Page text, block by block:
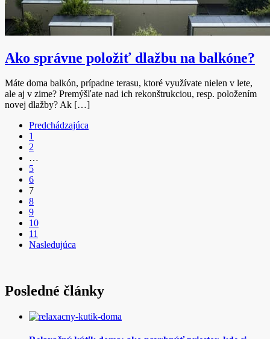
Ako správne položiť dlažbu na balkóne?
Máte doma balkón, prípadne terasu, ktoré využívate nielen v lete,
ale aj v zime? Premýšľate nad ich rekonštrukciou, resp. položením
novej dlažby? Ak […]
Predchádzajúca
1
2
…
5
6
7
8
9
10
11
Nasledujúca
Posledné články